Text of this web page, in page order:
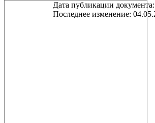
Дата публикации
Последнее изменение: